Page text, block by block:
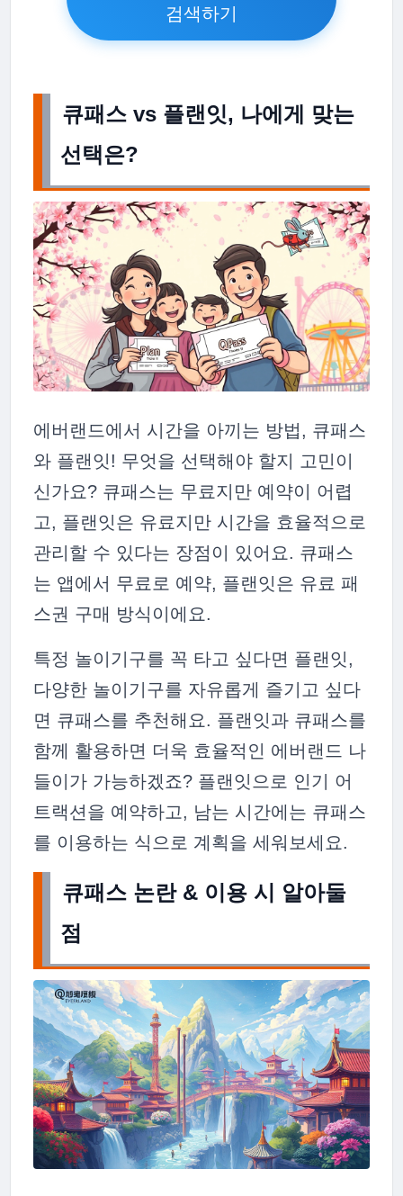
검색하기
큐패스 vs 플랜잇, 나에게 맞는
선택은?
에버랜드에서 시간을 아끼는 방법, 큐패스
와 플랜잇! 무엇을 선택해야 할지 고민이
신가요? 큐패스는 무료지만 예약이 어렵
고, 플랜잇은 유료지만 시간을 효율적으로
관리할 수 있다는 장점이 있어요. 큐패스
는 앱에서 무료로 예약, 플랜잇은 유료 패
스권 구매 방식이에요.
특정 놀이기구를 꼭 타고 싶다면 플랜잇,
다양한 놀이기구를 자유롭게 즐기고 싶다
면 큐패스를 추천해요. 플랜잇과 큐패스를
함께 활용하면 더욱 효율적인 에버랜드 나
들이가 가능하겠죠? 플랜잇으로 인기 어
트랙션을 예약하고, 남는 시간에는 큐패스
를 이용하는 식으로 계획을 세워보세요.
큐패스 논란 & 이용 시 알아둘
점